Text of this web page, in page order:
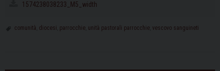
1574238038233_M5_width
comunità diocesi parrocchie unità pastorali parrocchie vescovo sanguineti